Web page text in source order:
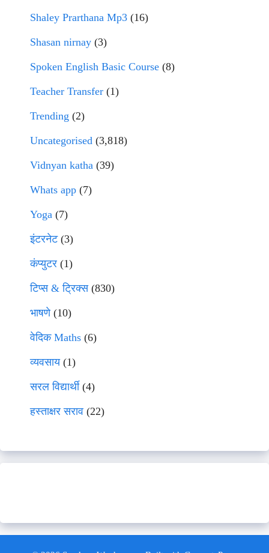
Shaley Prarthana Mp3 (16)
Shasan nirnay (3)
Spoken English Basic Course (8)
Teacher Transfer (1)
Trending (2)
Uncategorised (3,818)
Vidnyan katha (39)
Whats app (7)
Yoga (7)
इंटरनेट(3)
कंप्युटर (1)
टिप्स & ट्रिक्स(830)
भाषणे(10)
वेदिक Maths (6)
व्यवसाय(1)
सरल विद्यार्थी(4)
हस्ताक्षर सराव (22)